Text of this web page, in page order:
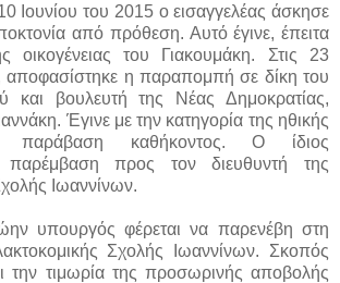
Ιουνίου του 2015 ο εισαγγελέας άσκησε
από πρόθεση. Αυτό έγινε, έπειτα
οικογένειας του Γιακουμάκη. Στις 23
αποφασίστηκε η παραπομπή σε δίκη του
βουλευτή της Νέας Δημοκρατίας,
Έγινε με την κατηγορία της ηθικής
παράβαση καθήκοντος. Ο ίδιος
παρέμβαση προς τον διευθυντή της
Ιωαννίνων.
υπουργός φέρεται να παρενέβη στη
Σχολής Ιωαννίνων. Σκοπός
την τιμωρία της προσωρινής αποβολής